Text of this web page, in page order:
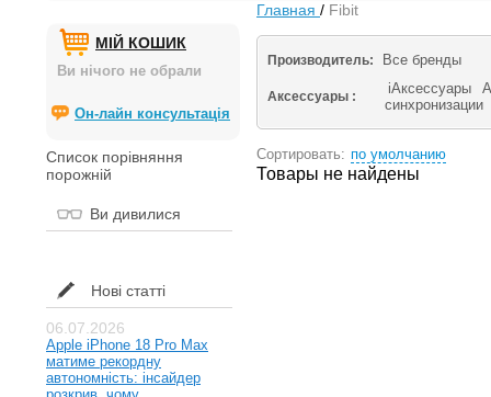
МІЙ КОШИК
Ви нічого не обрали
Он-лайн консультація
Список порівняння
порожній
Ви дивилися
Нові статті
06.07.2026
Apple iPhone 18 Pro Max
матиме рекордну
автономність: інсайдер
Главная / Fibit
Производитель: Все бренды
Аксессуары : iАксессуары
синхронизации
Сортировать: по умолчанию
Товары не найдены